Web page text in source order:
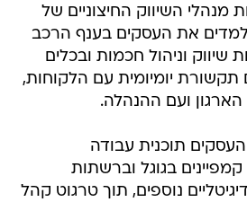
מנהלי השיווק החיצוניים של
את העסקים בענף הרכב
שיווק וניהול חכמות ובכלים
תקשורת יומיומית עם הלקוחות,
ועם ההנהלה.
העסקים תוכנית עבודה
בגוגל וברשתות
נוספים, תוך טרגוט קהל